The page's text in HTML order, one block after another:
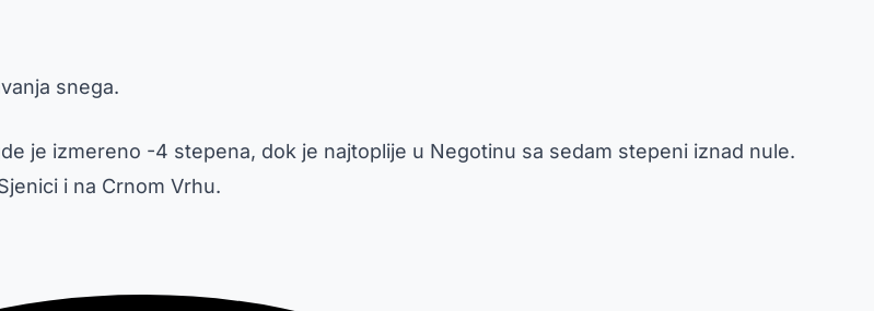
snega.
je izmereno -4 stepena, dok je najtoplije u Negotinu sa sedam stepeni iznad nule.
i na Crnom Vrhu.